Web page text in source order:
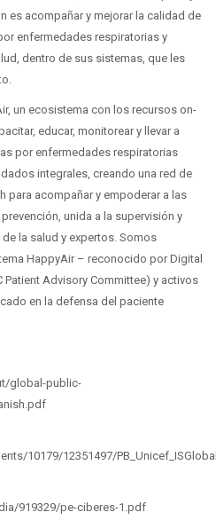
es acompañar y mejorar la calidad de
enfermedades respiratorias y
dentro de sus sistemas, que les
un ecosistema con los recursos on-
educar, monitorear y llevar a
por enfermedades respiratorias
integrales, creando una red de
para acompañar y empoderar a las
unida a la supervisión y
la salud y expertos. Somos
HappyAir – reconocido por Digital
Patient Advisory Committee) y activos
en la defensa del paciente
global-public-
10179/12351497/
919329/pe-ciberes-1.pdf